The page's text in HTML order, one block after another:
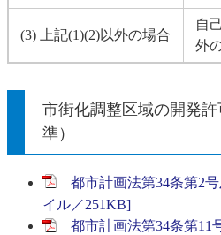
(3) 上記(1)(2)以外の場合
自
外
市街化調整区域の開発
準）
都市計画法第34条第2
イル／251KB]
都市計画法第34条第11